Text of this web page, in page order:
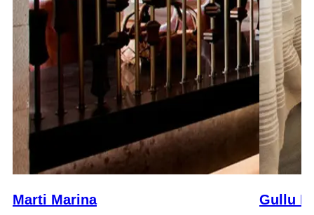
Marti Marina Gullu